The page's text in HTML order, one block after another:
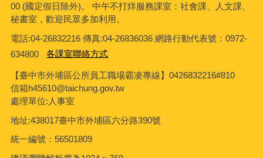
00 (國定假日除外)。 中午不打烊服務課室：社會課、人文課、
秘書室，歡迎民眾多加利用。
電話:04-26832216 傳真:04-26836036 網路行動代表號：0972-
634800
各課室聯絡方式
【臺中市外埔區公所員工職場霸凌專線】0426832216#810
信箱h45610@taichung.gov.tw
處理單位:人事室
地址:438017臺中市外埔區六分路390號
統一編號：56501809